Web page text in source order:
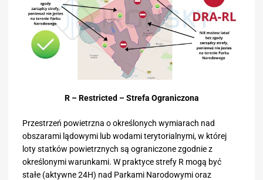
R – Restricted – Strefa Ograniczona
Przestrzeń powietrzna o określonych wymiarach nad
obszarami lądowymi lub wodami terytorialnymi, w której
loty statków powietrznych są ograniczone zgodnie z
określonymi warunkami. W praktyce strefy R mogą być
stałe (aktywne 24H) nad Parkami Narodowymi oraz